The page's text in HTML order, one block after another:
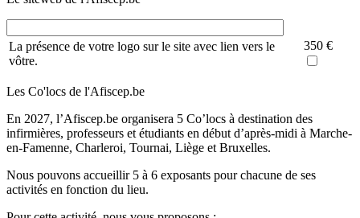
La présence de votre logo sur le site avec lien vers le
vôtre.
350 €
Les Co'locs de l'Afiscep.be
En 2027, l’Afiscep.be organisera 5 Co’locs à destination des
infirmières, professeurs et étudiants en début d’après-midi à Marche-
en-Famenne, Charleroi, Tournai, Liège et Bruxelles.
Nous pouvons accueillir 5 à 6 exposants pour chacune de ses
activités en fonction du lieu.